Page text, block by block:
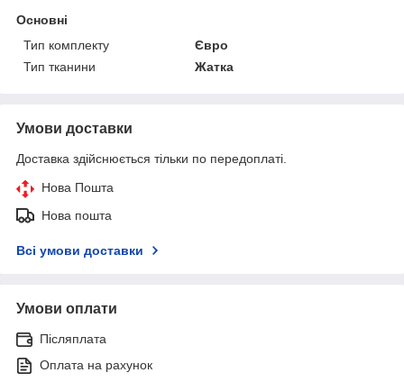
Основні
Тип комплекту
Євро
Тип тканини
Жатка
Умови доставки
Доставка здійснюється тільки по передоплаті.
Нова Пошта
Нова пошта
Всі умови доставки
Умови оплати
Післяплата
Оплата на рахунок